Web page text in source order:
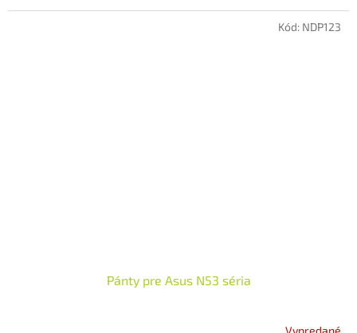
Pánty pre Asus N53 séria
Kód: NDP123